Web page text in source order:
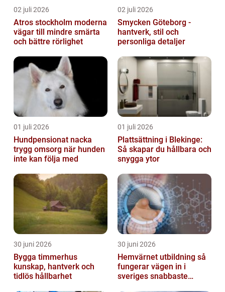
02 juli 2026
Atros stockholm moderna
vägar till mindre smärta
och bättre rörlighet
02 juli 2026
Smycken Göteborg -
hantverk, stil och
personliga detaljer
01 juli 2026
Hundpensionat nacka
trygg omsorg när hunden
inte kan följa med
01 juli 2026
Plattsättning i Blekinge:
Så skapar du hållbara och
snygga ytor
30 juni 2026
Bygga timmerhus
kunskap, hantverk och
tidlös hållbarhet
30 juni 2026
Hemvärnet utbildning så
fungerar vägen in i
sveriges snabbaste